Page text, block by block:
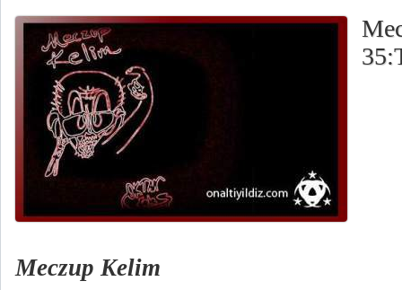
Meczup Kelim